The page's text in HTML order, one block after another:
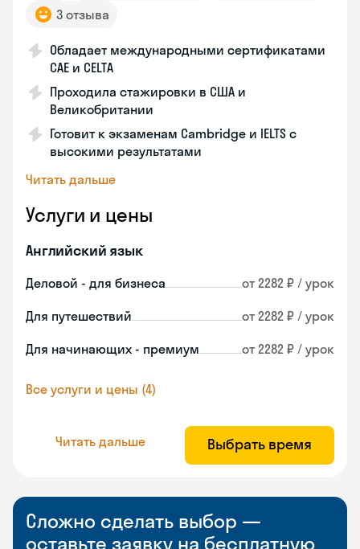
3 отзыва
Обладает международными сертификатами
CAE и CELTA
Проходила стажировки в США и
Великобритании
Готовит к экзаменам Cambridge и IELTS с
высокими результатами
Читать дальше
Услуги и цены
Английский язык
Деловой - для бизнеса от 2282 ₽ / урок
Для путешествий от 2282 ₽ / урок
Для начинающих - премиум от 2282 ₽ / урок
Все услуги и цены (4)
Читать дальше Выбрать время
Сложно сделать выбор —
оставьте заявку на бесплатную